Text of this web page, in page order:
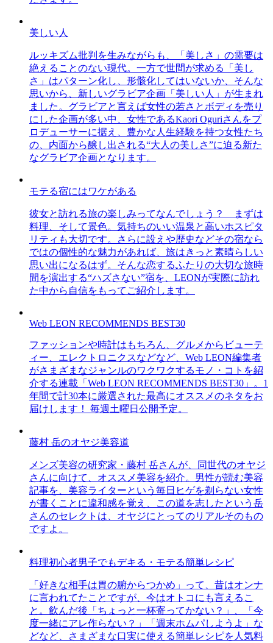
美しい人
ルッキズム批判を生みながらも、「美しさ」の需要は
絶えることのない現代。一方で世間が求める「美し
さ」はパターン化し、形骸化してはいないか、そんな
思いから、新しいグラビア企画「美しい人」が生まれ
ました。グラビアと言えば女性の若さとボディを売り
にした企画が多い中、女性であるKaori Oguriさんをプ
ロデューサーに据え、豊かな人生経験を持つ女性たち
の、内面から醸し出される“大人の美しさ”に迫る新た
なグラビア企画となります。
モテる宿にはワケがある
彼女と訪れる旅の楽しみってなんでしょう？ まずは
料理、そして景色。気持ちのいい温泉と高いホスピタ
リティも大切です。さらに設えや歴史などその宿なら
ではの個性的な魅力があれば、旅はきっと素晴らしい
思い出になるはず。そんな恋するふたりの大切な旅時
間を演出する“ハズさない”宿を、LEONが実際に訪れ
た中から自信をもってご紹介します。
Web LEON RECOMMENDS BEST30
ファッションや時計はもちろん、グルメからビューテ
ィー、エレクトロニクスなどなど、Web LEON編集者
がさまざまなジャンルのワクワクするモノ・コトを紹
介する連載「Web LEON RECOMMENDS BEST30」。1
年間で計30本に厳選された最高にオススメのネタをお
届けします！ 毎週土曜日公開予定。
藤村 岳のオヤジ美容道
メンズ美容の研究家・藤村 岳さんが、同世代のオヤジ
さんに向けて、オススメ美容を紹介。男性が読む美容
記事を、美容ライターという毎日ヒゲを剃らない女性
が書くことに違和感を覚え、この道を志したという岳
さんのセレクトは、オヤジにとってのリアルそのもの
ですよ。
料理初心者男子でもデキる・モテる簡単レシピ
「好きな相手は胃の腑からつかめ」って、昔はオンナ
に言われてたことですが、今はオトコにも言えるこ
と。飲んだ後「ちょっと一杯寄ってかない？」、「今
度一緒にアレ作らない？」「週末ホムパしようよ」な
どなど、さまざまな口実に使える簡単レシピを人気料